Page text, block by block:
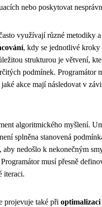
nebo poskytovat
využívají různé metodiky
, kdy se jednotlivé
strukturou je větvení,
podmínek. Programátor
akce mají následovat v
algoritmického myšlení.
splněna stanovená
, aby nedošlo k nekonečným
musí přesně
iteraci.
projevuje také při